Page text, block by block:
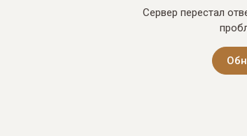
Сервер перестал